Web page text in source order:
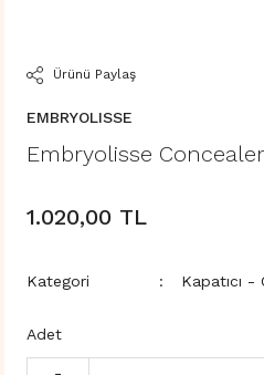
Ürünü Paylaş
EMBRYOLISSE
Embryolisse
1.020,00 TL
Kategori Kapatıcı -
Adet